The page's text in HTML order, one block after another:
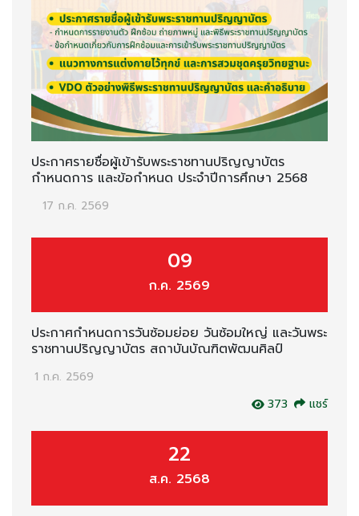
ประกาศรายชื่อผู้เข้ารับพระราชทานปริญญาบัตร
กำหนดการ และข้อกำหนด ประจำปีการศึกษา 2568
17 ก.ค. 2569
09
ก.ค. 2569
ประกาศกำหนดการวันซ้อมย่อย วันซ้อมใหญ่ และวันพระ
ราชทานปริญญาบัตร สถาบันบัณฑิตพัฒนศิลป์
1 ก.ค. 2569
373
แชร์
22
ส.ค. 2568